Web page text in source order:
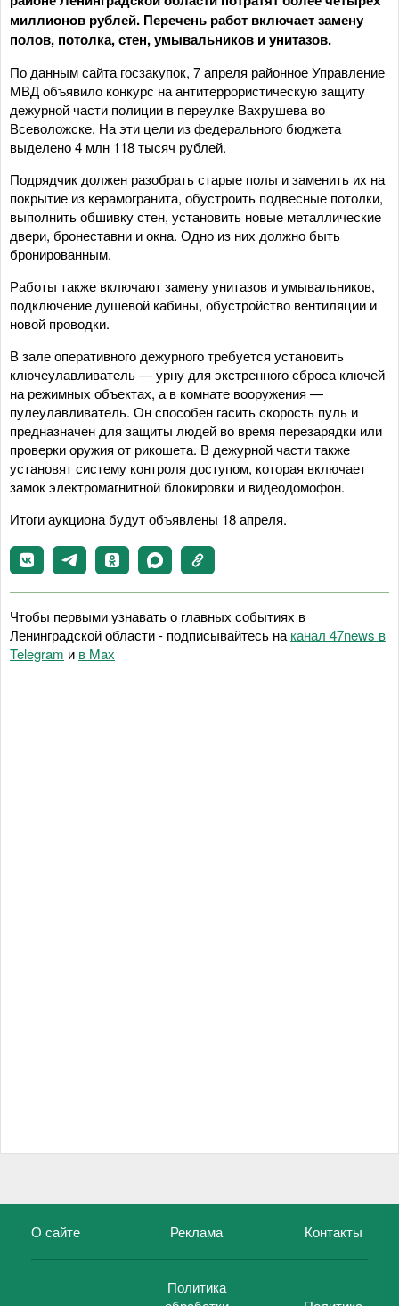
миллионов рублей. Перечень работ включает замену
полов, потолка, стен, умывальников и унитазов.
По данным сайта госзакупок, 7 апреля районное Управление
МВД объявило конкурс на антитеррористическую защиту
дежурной части полиции в переулке Вахрушева во
Всеволожске. На эти цели из федерального бюджета
выделено 4 млн 118 тысяч рублей.
Подрядчик должен разобрать старые полы и заменить их на
покрытие из керамогранита, обустроить подвесные потолки,
выполнить обшивку стен, установить новые металлические
двери, бронеставни и окна. Одно из них должно быть
бронированным.
Работы также включают замену унитазов и умывальников,
подключение душевой кабины, обустройство вентиляции и
новой проводки.
В зале оперативного дежурного требуется установить
ключеулавливатель — урну для экстренного сброса ключей
на режимных объектах, а в комнате вооружения —
пулеулавливатель. Он способен гасить скорость пуль и
предназначен для защиты людей во время перезарядки или
проверки оружия от рикошета. В дежурной части также
установят систему контроля доступом, которая включает
замок электромагнитной блокировки и видеодомофон.
Итоги аукциона будут объявлены 18 апреля.
Чтобы первыми узнавать о главных событиях в
Ленинградской области - подписывайтесь на канал 47news в
Telegram и в Maх
О сайте Реклама Контакты
Политика